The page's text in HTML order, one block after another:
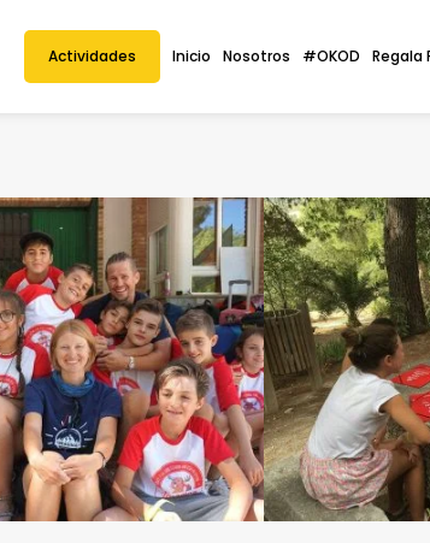
Actividades Inicio Nosotros #OKOD Regala